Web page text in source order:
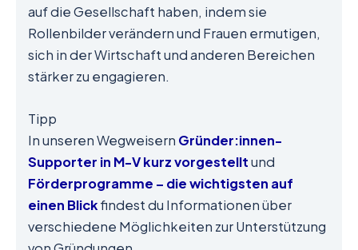
auf die Gesellschaft haben, indem sie
Rollenbilder verändern und Frauen ermutigen,
sich in der Wirtschaft und anderen Bereichen
stärker zu engagieren.
Tipp
In unseren Wegweisern Gründer:innen-
Supporter in M-V kurz vorgestelltund
Förderprogramme – die wichtigsten auf
einen Blickfindest du Informationen über
verschiedene Möglichkeiten zur Unterstützung